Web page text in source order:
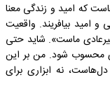
که امید و زندگی معنا
امید بیافریند. واقعیت
ماست». شاید حتی
محسوب شود. من بر این
نه ابزاری برای